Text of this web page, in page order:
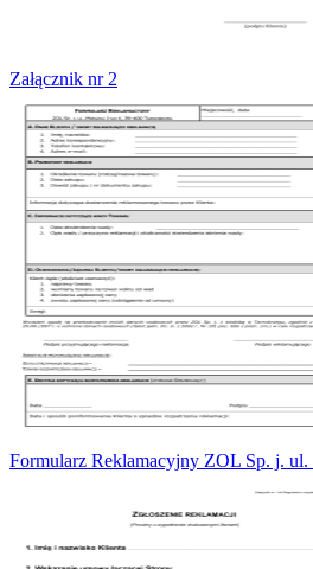
Załącznik nr 2
Formularz Reklamacyjny ZOL Sp. j.